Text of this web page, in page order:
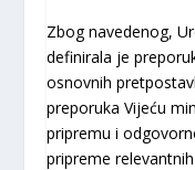
Zbog navedenog,
definirala je
osnovnih
preporuka Vijeću
pripremu i
pripreme